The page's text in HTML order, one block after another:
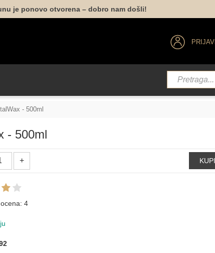
je ponovo otvorena – dobro nam došli!
- 500ml
- 500ml
ocena:4